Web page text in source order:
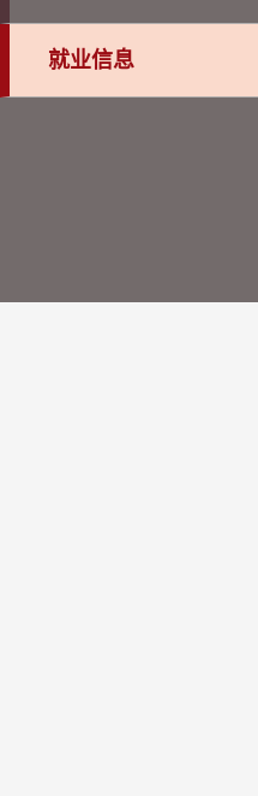
就业信息